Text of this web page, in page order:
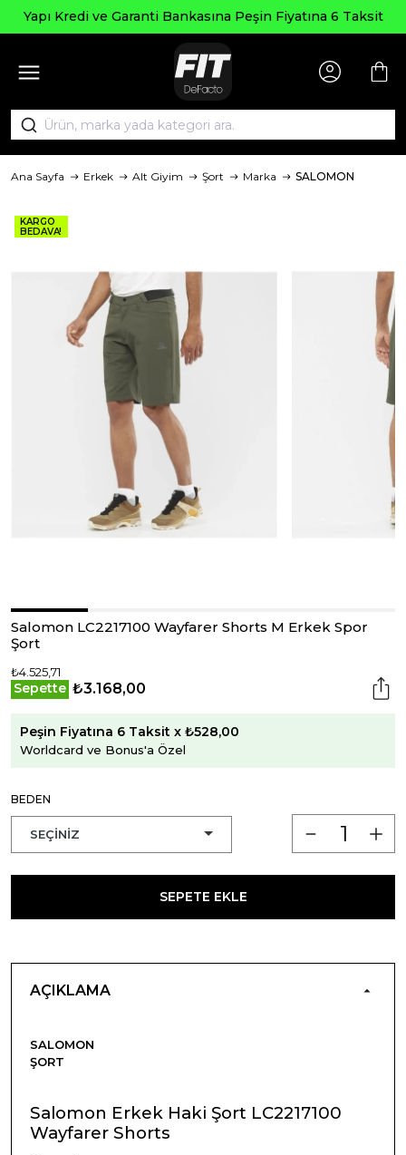
Yapı Kredi ve Garanti Bankasına Peşin Fiyatına 6 Taksit
Ana Sayfa Erkek Alt Giyim Şort Marka SALOMON
KARGO
BEDAVA!
Salomon LC2217100 Wayfarer Shorts M Erkek Spor
Şort
₺4.525,71
Sepette ₺3.168,00
Peşin Fiyatına 6 Taksit x ₺528,00
Worldcard ve Bonus'a Özel
BEDEN
SEPETE EKLE
AÇIKLAMA
SALOMON
ŞORT
Salomon Erkek Haki Şort LC2217100
Wayfarer Shorts